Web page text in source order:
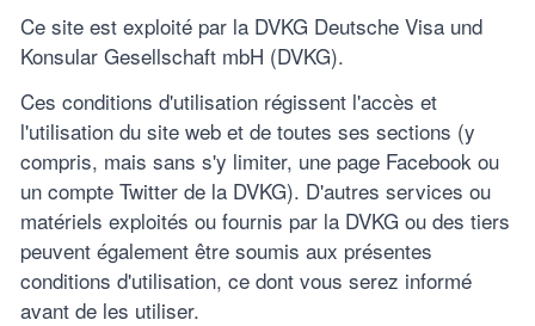
Ce site est exploité par la DVKG Deutsche Visa und
Konsular Gesellschaft mbH (DVKG).
Ces conditions d'utilisation régissent l'accès et
l'utilisation du site web et de toutes ses sections (y
compris, mais sans s'y limiter, une page Facebook ou
un compte Twitter de la DVKG). D'autres services ou
matériels exploités ou fournis par la DVKG ou des tiers
peuvent également être soumis aux présentes
conditions d'utilisation, ce dont vous serez informé
avant de les utiliser.